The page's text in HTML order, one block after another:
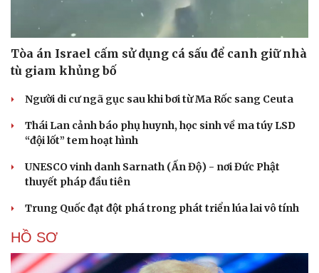
Tòa án Israel cấm sử dụng cá sấu để canh giữ nhà
tù giam khủng bố
Người di cư ngã gục sau khi bơi từ Ma Rốc sang Ceuta
Thái Lan cảnh báo phụ huynh, học sinh về ma túy LSD
“đội lốt” tem hoạt hình
UNESCO vinh danh Sarnath (Ấn Độ) - nơi Đức Phật
thuyết pháp đầu tiên
Trung Quốc đạt đột phá trong phát triển lúa lai vô tính
HỒ SƠ